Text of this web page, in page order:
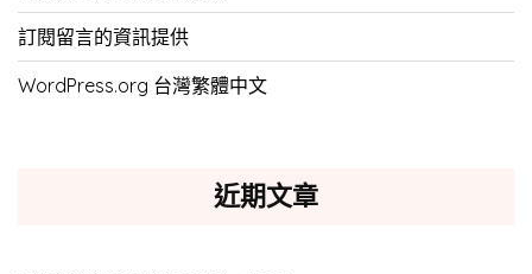
訂閱留言的資訊提供
WordPress.org 台灣繁體中文
近期文章